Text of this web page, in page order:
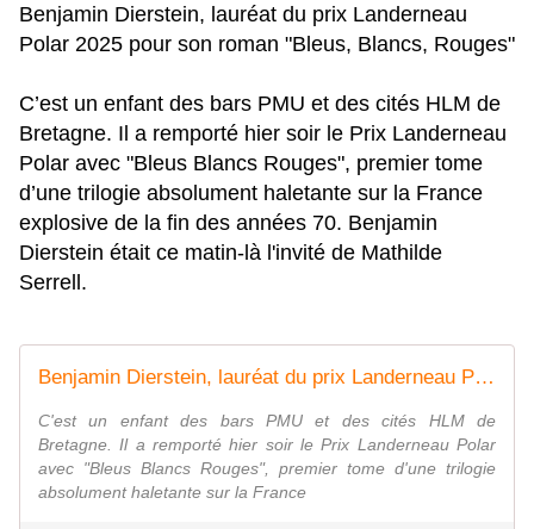
Benjamin Dierstein, lauréat du prix Landerneau
Polar 2025 pour son roman "Bleus, Blancs, Rouges"
C’est un enfant des bars PMU et des cités HLM de
Bretagne. Il a remporté hier soir le Prix Landerneau
Polar avec "Bleus Blancs Rouges", premier tome
d’une trilogie absolument haletante sur la France
explosive de la fin des années 70. Benjamin
Dierstein était ce matin-là l'invité de Mathilde
Serrell.
Benjamin Dierstein, lauréat du prix Landerneau Polar 2025 pour son roman "Bleus, Blancs, Rouges"
C'est un enfant des bars PMU et des cités HLM de
Bretagne. Il a remporté hier soir le Prix Landerneau Polar
avec "Bleus Blancs Rouges", premier tome d'une trilogie
absolument haletante sur la France